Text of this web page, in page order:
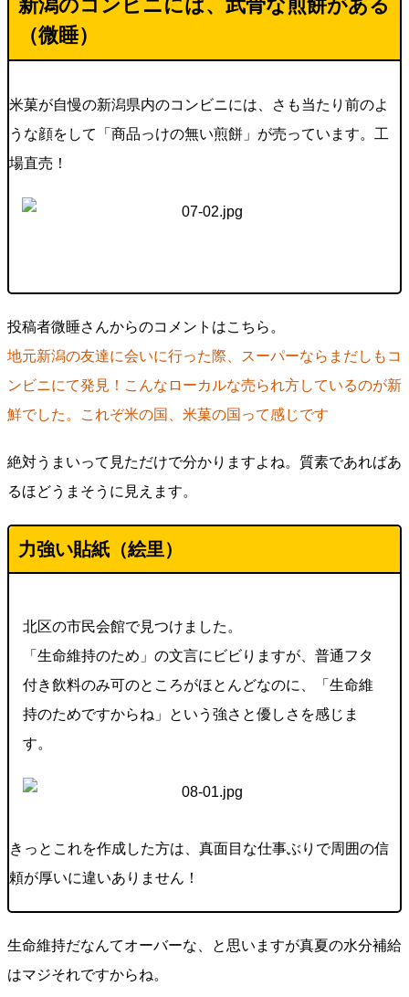
新潟のコンビニには、武骨な煎餅がある
（微睡）
米菓が自慢の新潟県内のコンビニには、さも当たり前のよ
うな顔をして「商品っけの無い煎餅」が売っています。工
場直売！
投稿者微睡さんからのコメントはこちら。
地元新潟の友達に会いに行った際、スーパーならまだしもコ
ンビニにて発見！こんなローカルな売られ方しているのが新
鮮でした。これぞ米の国、米菓の国って感じです
絶対うまいって見ただけで分かりますよね。質素であればあ
るほどうまそうに見えます。
力強い貼紙（絵里）
北区の市民会館で見つけました。
「生命維持のため」の文言にビビりますが、普通フタ
付き飲料のみ可のところがほとんどなのに、「生命維
持のためですからね」という強さと優しさを感じま
す。
きっとこれを作成した方は、真面目な仕事ぶりで周囲の信
頼が厚いに違いありません！
生命維持だなんてオーバーな、と思いますが真夏の水分補給
はマジそれですからね。